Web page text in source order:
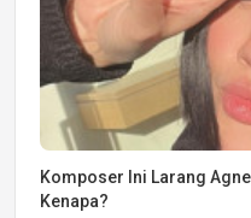
Komposer Ini Larang
Kenapa?